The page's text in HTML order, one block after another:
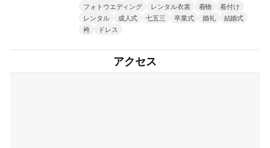
フォトウエディング
レンタル衣裳 着物
着付け
レンタル
成人式 七五三 卒業式 婚礼
結婚式
袴
ドレス
アクセス